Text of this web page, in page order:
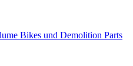
Bikes und Demolition Parts